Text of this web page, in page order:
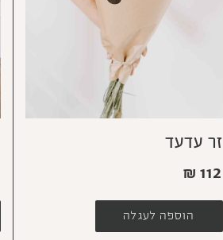
זר עדעד
₪ 112
הוספה לעגלה